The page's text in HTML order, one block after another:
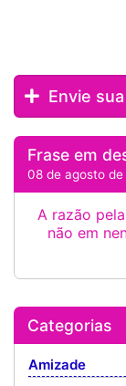
Envie
Frase em
08 de agosto
A razão
não em
Categorias
Amizade